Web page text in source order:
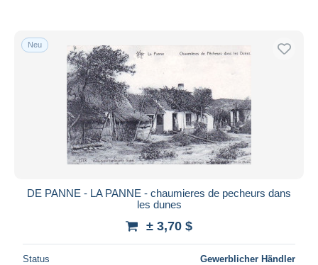
Neu
DE PANNE - LA PANNE - chaumieres de pecheurs dans
les dunes
± 3,70 $
Status Gewerblicher Händler